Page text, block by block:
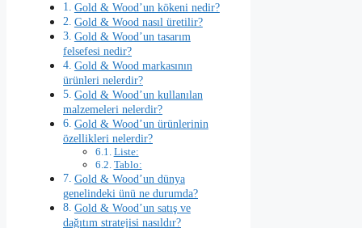
Gold & Wood’un kökeni nedir?
Gold & Wood nasıl üretilir?
Gold & Wood’un tasarım
felsefesi nedir?
Gold & Wood markasının
ürünleri nelerdir?
Gold & Wood’un kullanılan
malzemeleri nelerdir?
Gold & Wood’un ürünlerinin
özellikleri nelerdir?
Liste:
Tablo:
Gold & Wood’un dünya
genelindeki ünü ne durumda?
Gold & Wood’un satış ve
dağıtım stratejisi nasıldır?